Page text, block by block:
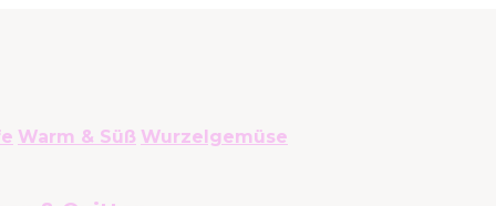
Warm & Süß Wurzelgemüse